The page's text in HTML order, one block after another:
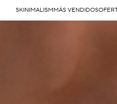
SKINIMALISMMÁS VENDIDOS